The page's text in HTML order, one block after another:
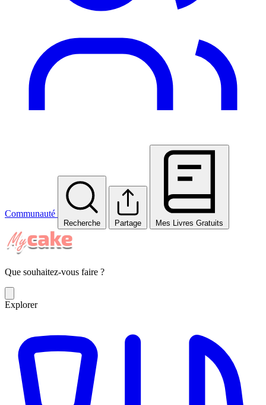
Communauté
Recherche Partage Mes Livres Gratuits
Que souhaitez-vous faire ?
Explorer